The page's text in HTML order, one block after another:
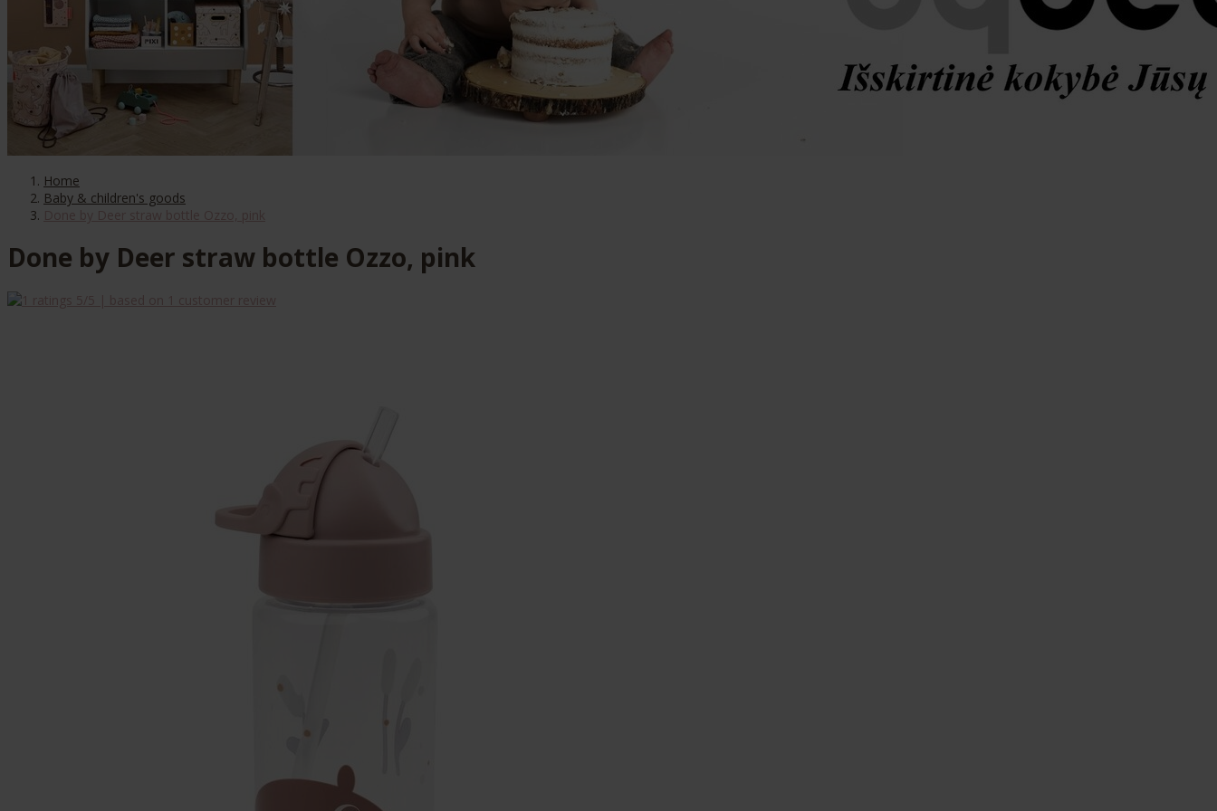
Home
Baby & children's goods
Done by Deer straw bottle Ozzo, pink